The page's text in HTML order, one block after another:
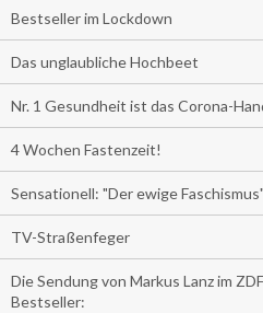
Bestseller im Lockdown
Das unglaubliche Hochbeet
Nr. 1 Gesundheit ist das Corona-
4 Wochen Fastenzeit!
Sensationell: "Der ewige Faschismus"
TV-Straßenfeger
Die Sendung von Markus Lanz im
Bestseller: